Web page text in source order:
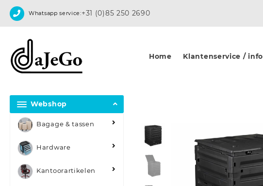
Whatsapp service:+31 (0)85 250 2690
Home Klantenservice / info
Webshop
Bagage & tassen
Hardware
Kantoorartikelen